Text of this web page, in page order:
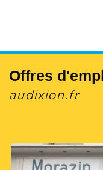
Offres
audixion.fr